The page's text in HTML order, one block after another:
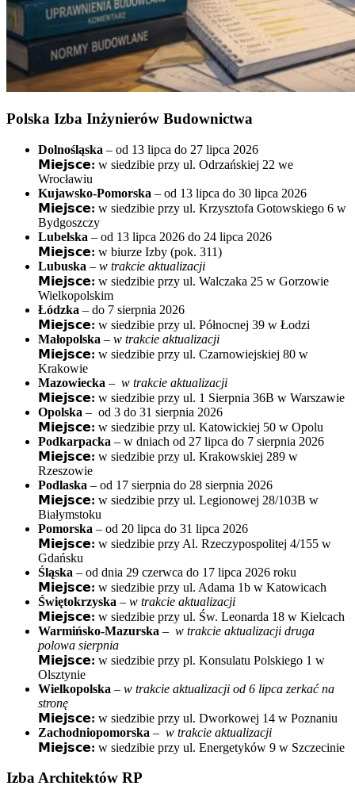
Polska Izba Inżynierów Budownictwa
Dolnośląska – od 13 lipca do 27 lipca 2026
𝗠𝗶𝗲𝗷𝘀𝗰𝗲: w siedzibie przy ul. Odrzańskiej 22 we
Wrocławiu
Kujawsko-Pomorska – od 13 lipca do 30 lipca 2026
𝗠𝗶𝗲𝗷𝘀𝗰𝗲: w siedzibie przy ul. Krzysztofa Gotowskiego 6 w
Bydgoszczy
Lubelska – od 13 lipca 2026 do 24 lipca 2026
𝗠𝗶𝗲𝗷𝘀𝗰𝗲: w biurze Izby (pok. 311)
Lubuska – w trakcie aktualizacji
𝗠𝗶𝗲𝗷𝘀𝗰𝗲: w siedzibie przy ul. Walczaka 25 w Gorzowie
Wielkopolskim
Łódzka – do 7 sierpnia 2026
𝗠𝗶𝗲𝗷𝘀𝗰𝗲: w siedzibie przy ul. Północnej 39 w Łodzi
Małopolska – w trakcie aktualizacji
𝗠𝗶𝗲𝗷𝘀𝗰𝗲: w siedzibie przy ul. Czarnowiejskiej 80 w
Krakowie
Mazowiecka – w trakcie aktualizacji
𝗠𝗶𝗲𝗷𝘀𝗰𝗲: w siedzibie przy ul. 1 Sierpnia 36B w Warszawie
Opolska – od 3 do 31 sierpnia 2026
𝗠𝗶𝗲𝗷𝘀𝗰𝗲: w siedzibie przy ul. Katowickiej 50 w Opolu
Podkarpacka – w dniach od 27 lipca do 7 sierpnia 2026
𝗠𝗶𝗲𝗷𝘀𝗰𝗲: w siedzibie przy ul. Krakowskiej 289 w
Rzeszowie
Podlaska – od 17 sierpnia do 28 sierpnia 2026
𝗠𝗶𝗲𝗷𝘀𝗰𝗲: w siedzibie przy ul. Legionowej 28/103B w
Białymstoku
Pomorska – od 20 lipca do 31 lipca 2026
𝗠𝗶𝗲𝗷𝘀𝗰𝗲: w siedzibie przy Al. Rzeczypospolitej 4/155 w
Gdańsku
Śląska – od dnia 29 czerwca do 17 lipca 2026 roku
𝗠𝗶𝗲𝗷𝘀𝗰𝗲: w siedzibie przy ul. Adama 1b w Katowicach
Świętokrzyska – w trakcie aktualizacji
𝗠𝗶𝗲𝗷𝘀𝗰𝗲: w siedzibie przy ul. Św. Leonarda 18 w Kielcach
Warmińsko-Mazurska – w trakcie aktualizacji druga
polowa sierpnia
𝗠𝗶𝗲𝗷𝘀𝗰𝗲: w siedzibie przy pl. Konsulatu Polskiego 1 w
Olsztynie
Wielkopolska – w trakcie aktualizacji od 6 lipca zerkać na
stronę
𝗠𝗶𝗲𝗷𝘀𝗰𝗲: w siedzibie przy ul. Dworkowej 14 w Poznaniu
Zachodniopomorska – w trakcie aktualizacji
𝗠𝗶𝗲𝗷𝘀𝗰𝗲: w siedzibie przy ul. Energetyków 9 w Szczecinie
Izba Architektów RP